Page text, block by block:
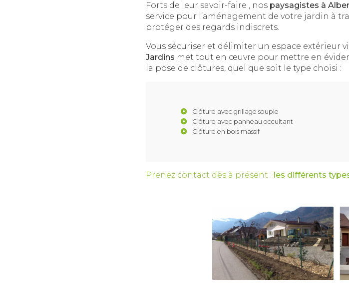
Forts de leur savoir-faire , nos paysagistes à
service pour l’aménagement de votre jardin à
protéger des regards indiscrets.
Vous sécuriser et délimiter un espace extérieur
Jardins met tout en œuvre pour mettre en
la pose de clôtures, quel que soit le type choisi :
Clôture avec grillage souple
Clôture avec panneau occultant
Clôture en bois massif
Prenez contact dès à présent : les différents